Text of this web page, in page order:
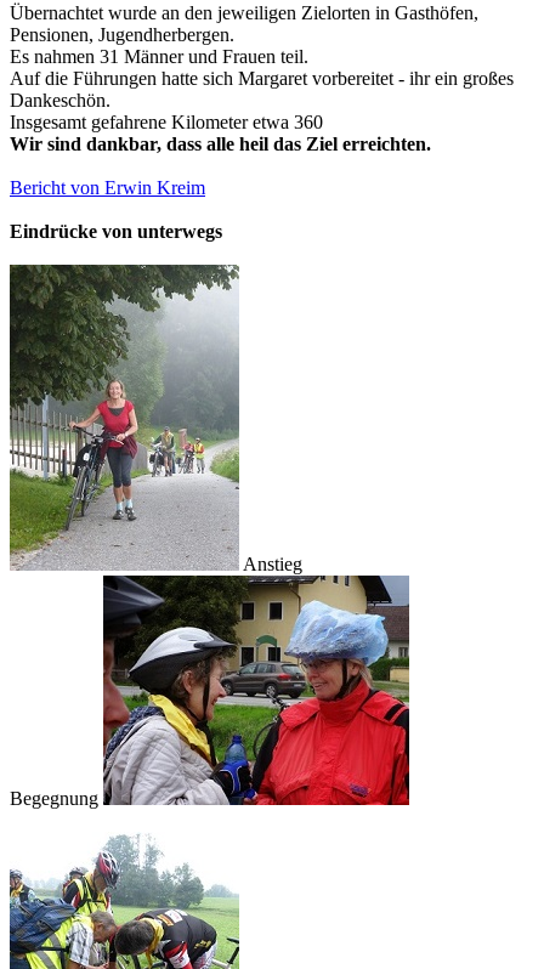
Übernachtet wurde an den jeweiligen Zielorten in Gasthöfen,
Pensionen, Jugendherbergen.
Es nahmen 31 Männer und Frauen teil.
Auf die Führungen hatte sich Margaret vorbereitet - ihr ein großes
Dankeschön.
Insgesamt gefahrene Kilometer etwa 360
Wir sind dankbar, dass alle heil das Ziel erreichten.
Bericht von Erwin Kreim
Eindrücke von unterwegs
Anstieg
Begegnung